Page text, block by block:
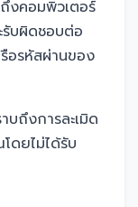
งคอมพิวเตอร์
บผิดชอบต่อ
อรหัสผ่านของ
ถึงการละเมิด
ดยไม่ได้รับ